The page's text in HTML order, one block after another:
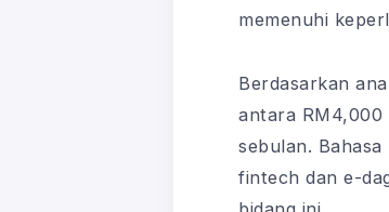
memenuhi
Berdasarkan
antara RM4,000
sebulan.
fintech dan e-